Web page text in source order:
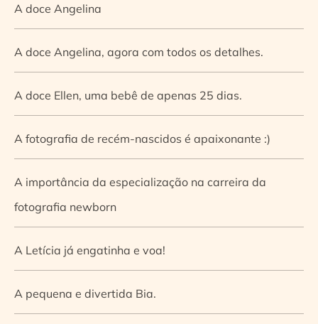
A doce Angelina
A doce Angelina, agora com todos os detalhes.
A doce Ellen, uma bebê de apenas 25 dias.
A fotografia de recém-nascidos é apaixonante :)
A importância da especialização na carreira da
fotografia newborn
A Letícia já engatinha e voa!
A pequena e divertida Bia.